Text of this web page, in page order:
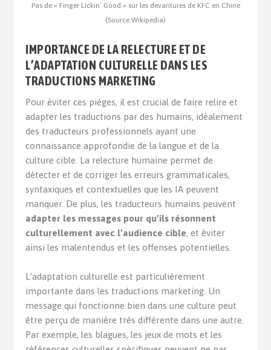
Pas de « Finger Lickin’ Good » sur les devantures de KFC en Chine
(Source Wikipedia)
IMPORTANCE DE LA RELECTURE ET DE
L’ADAPTATION CULTURELLE DANS LES
TRADUCTIONS MARKETING
Pour éviter ces pièges, il est crucial de faire relire et
adapter les traductions par des humains, idéalement
des traducteurs professionnels ayant une
connaissance approfondie de la langue et de la
culture cible. La relecture humaine permet de
détecter et de corriger les erreurs grammaticales,
syntaxiques et contextuelles que les IA peuvent
manquer. De plus, les traducteurs humains peuvent
adapter les messages pour qu’ils résonnent
culturellement avec l’audience cible, et éviter
ainsi les malentendus et les offenses potentielles.
L’adaptation culturelle est particulièrement
importante dans les traductions marketing. Un
message qui fonctionne bien dans une culture peut
être perçu de manière très différente dans une autre.
Par exemple, les blagues, les jeux de mots et les